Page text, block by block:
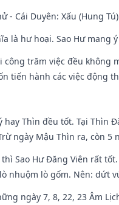
- Cái Duyên: Xấu (Hung
là hư hoại. Sao Hư mang
công trăm việc đều không
tiến hành các việc động
hay Thìn đều tốt. Tại Thìn
ngày Mậu Thìn ra, còn 5
thì Sao Hư Đăng Viên rất
nhuộm lò gốm. Nên: dứt
ngày 7, 8, 22, 23 Âm